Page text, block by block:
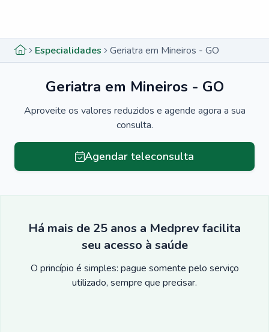
Especialidades Geriatra em Mineiros - GO
Geriatra em Mineiros - GO
Aproveite os valores reduzidos e agende agora a sua
consulta.
Agendar teleconsulta
Há mais de 25 anos a Medprev facilita
seu acesso à saúde
O princípio é simples: pague somente pelo serviço
utilizado, sempre que precisar.